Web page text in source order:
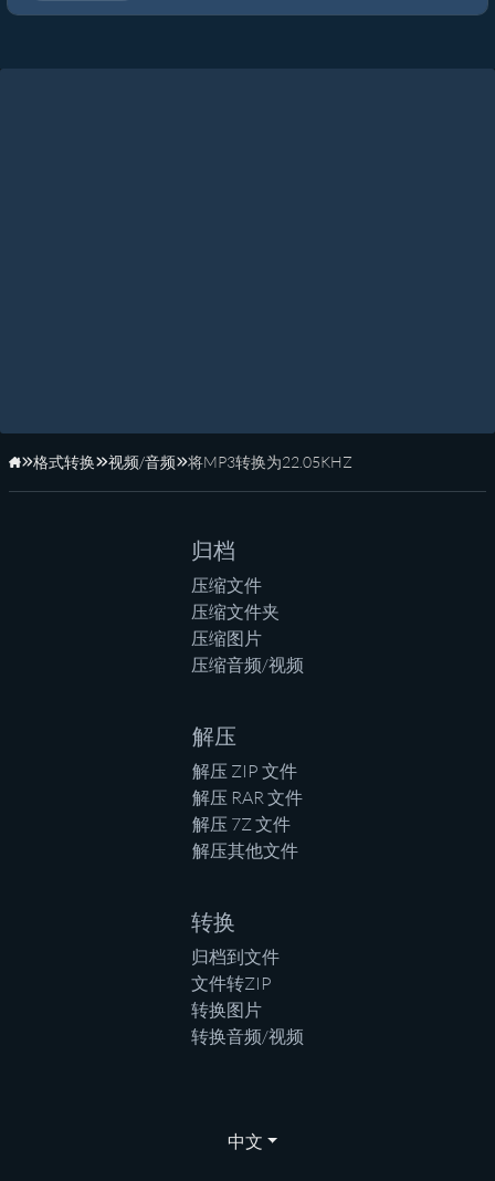
主页
格式转换 视频/音频 将MP3转换为22.05KHZ
归档
压缩文件
压缩文件夹
压缩图片
压缩音频/视频
解压
解压 ZIP 文件
解压 RAR 文件
解压 7Z 文件
解压其他文件
转换
归档到文件
文件转ZIP
转换图片
转换音频/视频
中文